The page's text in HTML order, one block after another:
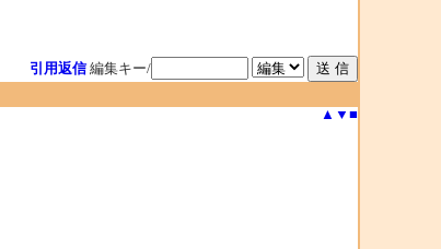
引用返信 編集キー/
▲ ▼ ■